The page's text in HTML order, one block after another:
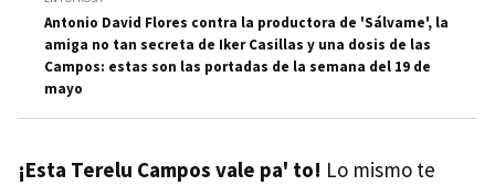
Antonio David Flores contra la productora de 'Sálvame', la
amiga no tan secreta de Iker Casillas y una dosis de las
Campos: estas son las portadas de la semana del 19 de
mayo
¡Esta Terelu Campos vale pa' to! Lo mismo te